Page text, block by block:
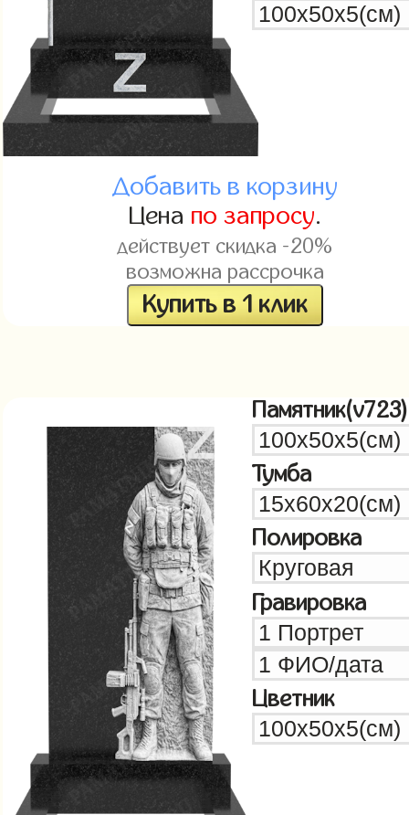
Добавить в корзину
Цена по запросу.
действует скидка -20%
возможна рассрочка
Купить в 1 клик
Памятник(v723)
Тумба
Полировка
Гравировка
Цветник